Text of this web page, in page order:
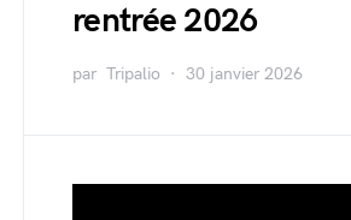
rentrée 2026
par Tripalio 30 janvier 2026